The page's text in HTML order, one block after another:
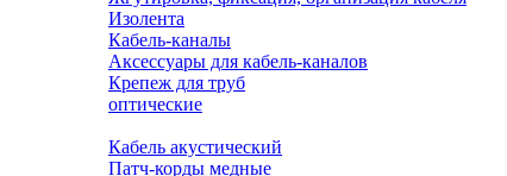
Изолента
Кабель-каналы
Аксессуары для кабель-каналов
Крепеж для труб
оптические
Кабель акустический
Патч-корды медные